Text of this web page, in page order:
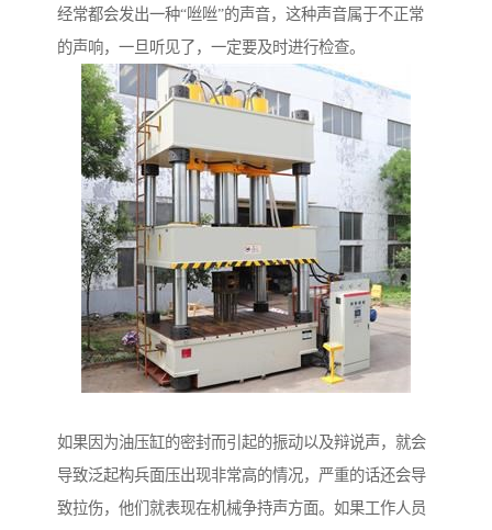
经常都会发出一种“咝咝”的声音，这种声音属于不正常
的声响，一旦听见了，一定要及时进行检查。
如果因为油压缸的密封而引起的振动以及辩说声，就会
导致泛起构兵面压出现非常高的情况，严重的话还会导
致拉伤，他们就表现在机械争持声方面。如果工作人员